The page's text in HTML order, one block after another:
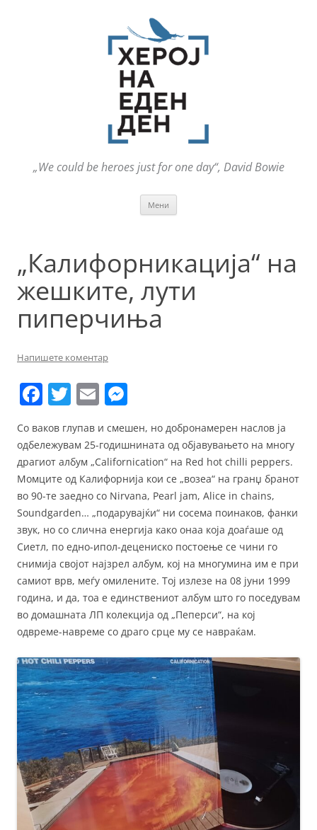
„We could be heroes just for one day“, David Bowie
Мени
„Калифорникација“ на
жешките, лути
пиперчиња
Напишете коментар
F
c
e
b
o
o
k
T
itt
er
E
ai
l
ss
e
n
g
er
Со ваков глупав и смешен, но добронамерен наслов ја
одбележувам 25-годишнината од објавувањето на многу
драгиот албум „Californication“ на Red hot chilli peppers.
Момците од Калифорнија кои се „возеа“ на гранџ бранот
во 90-те заедно со Nirvana, Pearl jam, Alice in chains,
Soundgarden… „подарувајќи“ ни сосема поинаков, фанки
звук, но со слична енергија како онаа која доаѓаше од
Сиетл, по едно-ипол-децениско постоење се чини го
снимија својот најзрел албум, кој на многумина им е при
самиот врв, меѓу омилените. Тој излезе на 08 јуни 1999
година, и да, тоа е единствениот албум што го поседувам
во домашната ЛП колекција од „Пеперси“, на кој
одвреме-навреме со драго срце му се навраќам.